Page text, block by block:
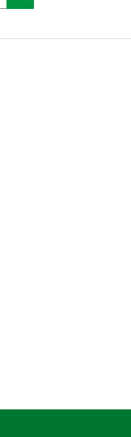
Search courses